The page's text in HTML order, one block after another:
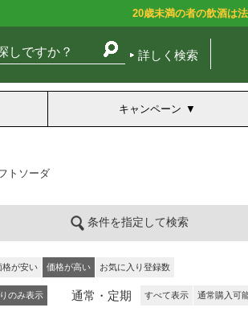
20歳未満の者の飲酒は
詳しく検索
キャンペーン
トソーダ
条件を指定して検索
格が安い 価格が高い お気に入り登録数
のみ表示 通常・定期 すべて表示 通常購入可